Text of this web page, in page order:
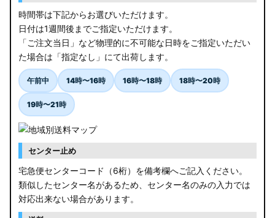
時間帯は下記からお選びいただけます。
日付は1週間後までご指定いただけます。
「ご注文当日」など物理的に不可能な日時をご指定いただい
た場合は「指定なし」にて出荷します。
午前中 14時〜16時 16時〜18時 18時〜20時
19時〜21時
センター止め
宅急便センターコード（6桁）を備考欄へご記入ください。
類似したセンター名があるため、センター名のみの入力では
対応出来ない場合があります。